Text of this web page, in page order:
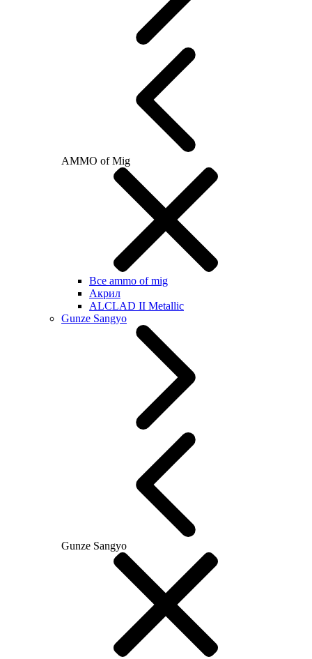
AMMO of Mig
Все ammo of mig
Акрил
ALCLAD II Metallic
Gunze Sangyo
Gunze Sangyo